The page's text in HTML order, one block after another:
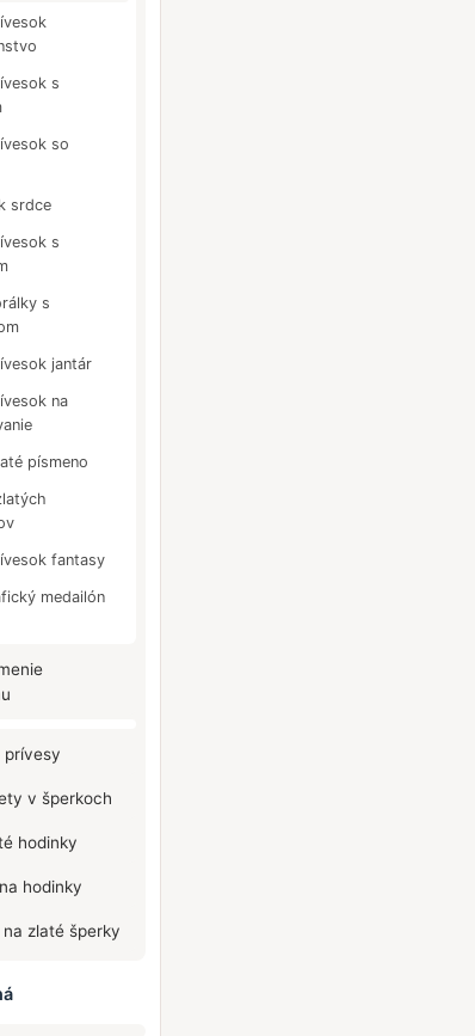
s
so
srdce
s
s
jantár
na
písmeno
fantasy
medailón
prívesy
v šperkoch
hodinky
hodinky
na zlaté šperky